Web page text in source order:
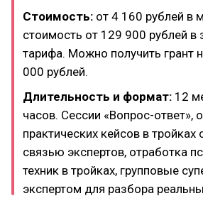
Стоимость: от 4 160 рублей в
стоимость от 129 900 рублей в
тарифа. Можно получить грант
000 рублей.
Длительность и формат: 12
часов. Сессии «Вопрос-ответ»,
практических кейсов в тройках
связью экспертов, отработка
техник в тройках, групповые
экспертом для разбора